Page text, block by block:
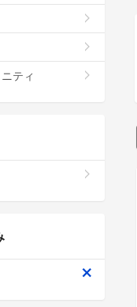
ティ